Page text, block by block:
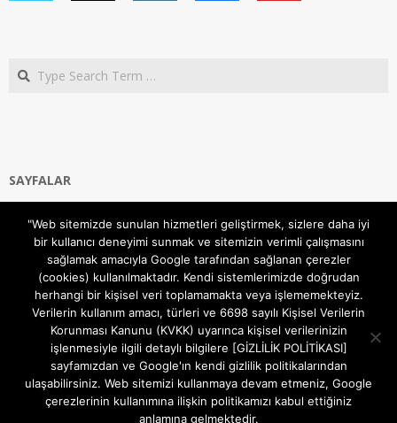
Search
SAYFALAR
Gizlilik ve Çerezler (Cookies) Politikası
Hakkımızda
İletişim Kanalları
MODEM KURULUM
TEKNİK DESTEK
TELEVİZYON SİSTEMLERİ
"Web sitemizde sunulan hizmetleri geliştirmek, sizlere daha iyi
bir kullanıcı deneyimi sunmak ve sitemizin verimli çalışmasını
sağlamak amacıyla Google tarafından sağlanan çerezler
(cookies) kullanılmaktadır. Kendi sistemlerimizde doğrudan
herhangi bir kişisel veri toplamamakta veya işlememekteyiz.
Verilerin kullanım amacı, türleri ve 6698 sayılı Kişisel Verilerin
Korunması Kanunu (KVKK) uyarınca kişisel verilerinizin
işlenmesiyle ilgili detaylı bilgilere [GİZLİLİK POLİTİKASI]
sayfamızdan ve Google'ın kendi gizlilik politikalarından
ulaşabilirsiniz. Web sitemizi kullanmaya devam etmeniz, Google
çerezlerinin kullanımına ilişkin politikamızı kabul ettiğiniz
anlamına gelmektedir.